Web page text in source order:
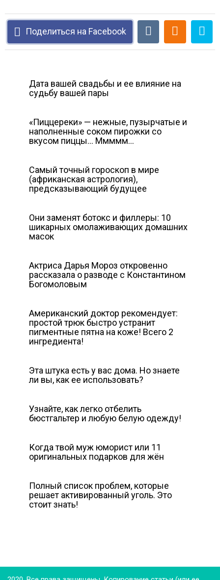
Поделиться на Facebook
Дата вашей свадьбы и ее влияние на
судьбу вашей пары
«Пиццереки» — нежные, пузырчатые и
наполненные соком пирожки со
вкусом пиццы… Ммммм…
Cамый точный гороскоп в мире
(африканская астрология),
предсказывающий будущее
Они заменят ботокс и филлеры: 10
шикарных омолаживающих домашних
масок
Актриса Дарья Мороз откровенно
рассказала о разводе с Константином
Богомоловым
Американский доктор рекомендует:
простой трюк быстро устранит
пигментные пятна на коже! Всего 2
ингредиента!
Эта штука есть у вас дома. Но знаете
ли вы, как ее использовать?
Узнайте, как легко отбелить
бюстгальтер и любую белую одежду!
Когда твой муж юморист или 11
оригинальных подарков для жён
Полный список проблем, которые
решает активированный уголь. Это
стоит знать!